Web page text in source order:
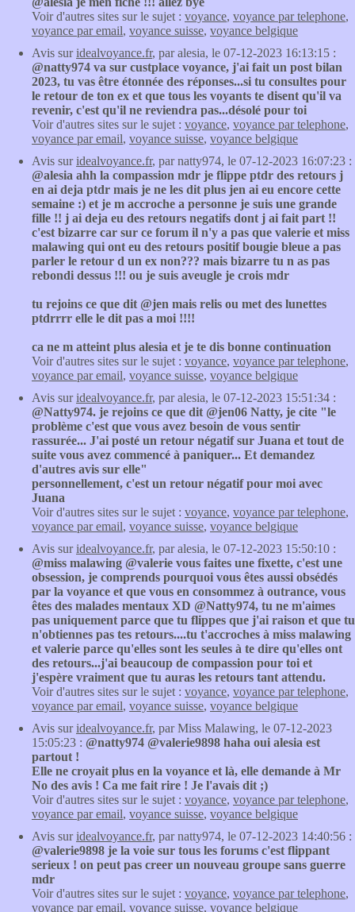
Voir d'autres sites sur le sujet : voyance, voyance par telephone,
voyance par email, voyance suisse, voyance belgique
Avis suridealvoyance.fr, par alesia, le 07-12-2023 16:13:15 :
@natty974 va sur custplace voyance, j'ai fait un post bilan
2023, tu vas être étonnée des réponses...si tu consultes pour
le retour de ton ex et que tous les voyants te disent qu'il va
revenir, c'est qu'il ne reviendra pas...désolé pour toi
Voir d'autres sites sur le sujet : voyance, voyance par telephone,
voyance par email, voyance suisse, voyance belgique
Avis suridealvoyance.fr, par natty974, le 07-12-2023 16:07:23 :
@alesia ahh la compassion mdr je flippe ptdr des retours j
en ai deja ptdr mais je ne les dit plus jen ai eu encore cette
semaine :) et je m accroche a personne je suis une grande
fille !! j ai deja eu des retours negatifs dont j ai fait part !!
c'est bizarre car sur ce forum il n'y a pas que valerie et miss
malawing qui ont eu des retours positif bougie bleue a pas
parler le retour d un ex non??? mais bizarre tu n as pas
rebondi dessus !!! ou je suis aveugle je crois mdr
tu rejoins ce que dit @jen mais relis ou met des lunettes
ptdrrrr elle le dit pas a moi !!!!
ca ne m atteint plus alesia et je te dis bonne continuation
Voir d'autres sites sur le sujet : voyance, voyance par telephone,
voyance par email, voyance suisse, voyance belgique
Avis suridealvoyance.fr, par alesia, le 07-12-2023 15:51:34 :
@Natty974. je rejoins ce que dit @jen06 Natty, je cite "le
problème c'est que vous avez besoin de vous sentir
rassurée... J'ai posté un retour négatif sur Juana et tout de
suite vous avez commencé à paniquer... Et demandez
d'autres avis sur elle"
personnellement, c'est un retour négatif pour moi avec
Juana
Voir d'autres sites sur le sujet : voyance, voyance par telephone,
voyance par email, voyance suisse, voyance belgique
Avis suridealvoyance.fr, par alesia, le 07-12-2023 15:50:10 :
@miss malawing @valerie vous faites une fixette, c'est une
obsession, je comprends pourquoi vous êtes aussi obsédés
par la voyance et que vous en consommez à outrance, vous
êtes des malades mentaux XD @Natty974, tu ne m'aimes
pas uniquement parce que tu flippes que j'ai raison et que tu
n'obtiennes pas tes retours....tu t'accroches à miss malawing
et valerie parce qu'elles sont les seules à te dire qu'elles ont
des retours...j'ai beaucoup de compassion pour toi et
j'espère vraiment que tu auras les retours tant attendu.
Voir d'autres sites sur le sujet : voyance, voyance par telephone,
voyance par email, voyance suisse, voyance belgique
Avis suridealvoyance.fr, par Miss Malawing, le 07-12-2023
15:05:23 : @natty974 @valerie9898 haha oui alesia est
partout !
Elle ne croyait plus en la voyance et là, elle demande à Mr
No des avis ! Ca me fait rire ! Je l'avais dit ;)
Voir d'autres sites sur le sujet : voyance, voyance par telephone,
voyance par email, voyance suisse, voyance belgique
Avis suridealvoyance.fr, par natty974, le 07-12-2023 14:40:56 :
@valerie9898 je la voie sur tous les forums c'est flippant
serieux ! on peut pas creer un nouveau groupe sans guerre
mdr
Voir d'autres sites sur le sujet : voyance, voyance par telephone,
voyance par email, voyance suisse, voyance belgique